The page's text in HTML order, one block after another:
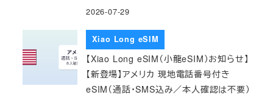
2026-07-29
Xiao Long eSIM
【Xiao Long eSIM（小龍eSIM）お知らせ】
【新登場】アメリカ 現地電話番号付き
eSIM（通話・SMS込み／本人確認は不要）